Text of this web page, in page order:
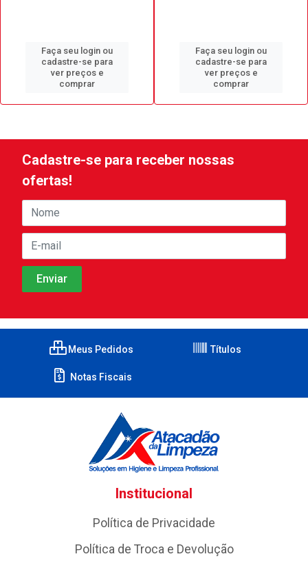
Faça seu login ou
cadastre-se para
ver preços e
comprar
Faça seu login ou
cadastre-se para
ver preços e
comprar
Cadastre-se para receber nossas
ofertas!
Meus Pedidos Títulos
Notas Fiscais
Institucional
Política de Privacidade
Política de Troca e Devolução